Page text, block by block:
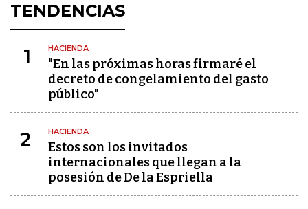
TENDENCIAS
1 HACIENDA
"En las próximas horas firmaré el
decreto de congelamiento del gasto
público"
2 HACIENDA
Estos son los invitados
internacionales que llegan a la
posesión de De la Espriella